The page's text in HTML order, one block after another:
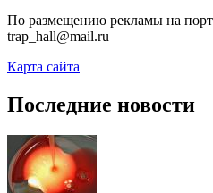
По размещению рекламы на
trap_hall@mail.ru
Карта сайта
Последние новости